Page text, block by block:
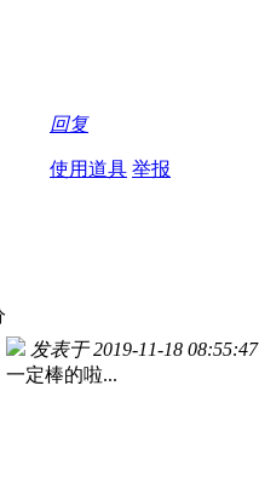
回复
使用道具 举报
发表于 2019-11-18 08:55:47
一定棒的啦...